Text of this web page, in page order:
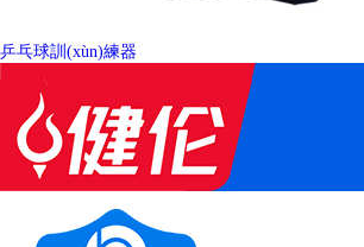
乒乓球訓(xùn)練器